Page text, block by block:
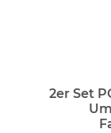
2er Set